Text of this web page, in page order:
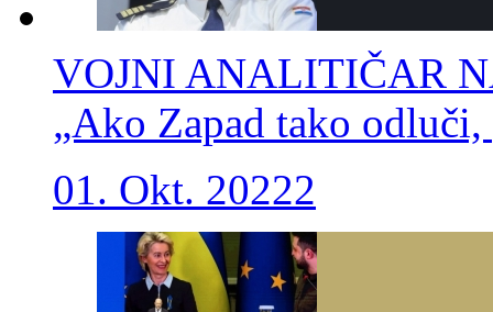
VOJNI ANALITIČAR
„Ako Zapad tako
01. Okt. 20222